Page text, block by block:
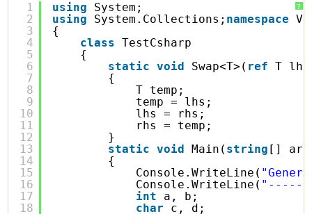
?
1
2
3
4
5
6
7
8
9
10
11
12
13
14
15
16
17
18
using
System;
using
System.Collections; namespace
{
class
TestCsharp
{
static
void Swap<T>( ref
T
{
T temp;
temp = lhs;
lhs = rhs;
rhs = temp;
}
static
void Main( string []
{
Console.WriteLine(
Console.WriteLine(
int
a, b;
char
c, d;